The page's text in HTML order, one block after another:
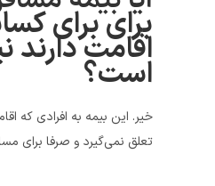
برای برای
اقامت دارند
است؟
خیر. این بیمه به افرادی که اقامت
تعلق نمی‌گیرد و صرفا برای